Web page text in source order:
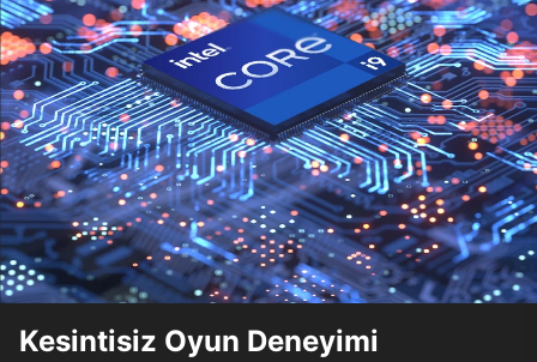
Kesintisiz Oyun Deneyimi